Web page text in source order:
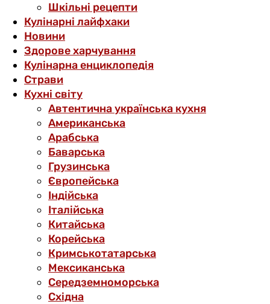
Шкільні рецепти
Кулінарні лайфхаки
Новини
Здорове харчування
Кулінарна енциклопедія
Страви
Кухні світу
Автентична українська кухня
Американська
Арабська
Баварська
Грузинська
Європейська
Індійська
Італійська
Китайська
Корейська
Кримськотатарська
Мексиканська
Середземноморська
Східна